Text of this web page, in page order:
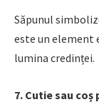
Săpunul
este un element
lumina credinței.
7. Cutie sau